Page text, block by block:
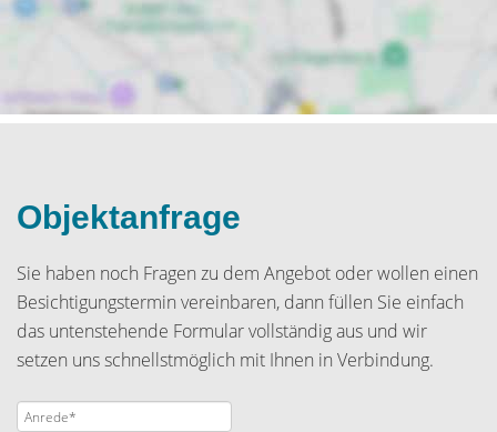
Objektanfrage
Sie haben noch Fragen zu dem Angebot oder wollen einen
Besichtigungstermin vereinbaren, dann füllen Sie einfach
das untenstehende Formular vollständig aus und wir
setzen uns schnellstmöglich mit Ihnen in Verbindung.